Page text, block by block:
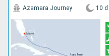
Azamara Journey 10 d